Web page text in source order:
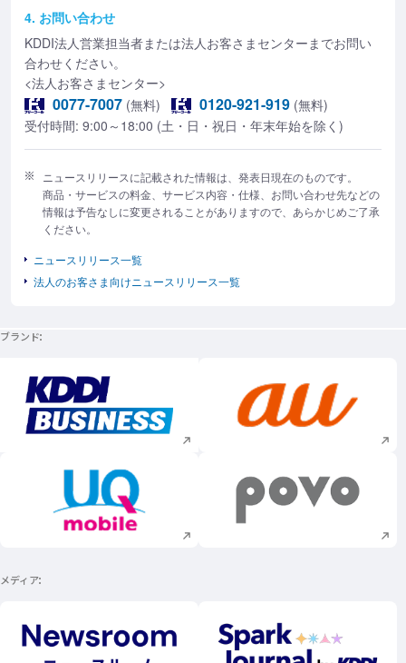
4. お問い合わせ
KDDI法人営業担当者または法人お客さまセンターまでお問い
合わせください。
<法人お客さまセンター>
0077-7007 (無料) 0120-921-919 (無料)
受付時間: 9:00～18:00 (土・日・祝日・年末年始を除く)
ニュースリリースに記載された情報は、発表日現在のものです。
商品・サービスの料金、サービス内容・仕様、お問い合わせ先などの
情報は予告なしに変更されることがありますので、あらかじめご了承
ください。
ニュースリリース一覧
法人のお客さま向けニュースリリース一覧
ブランド
新規ウィンドウで開く 新規ウィンドウで
新規ウィンドウで開く 新規ウィンドウで
メディア
新規ウィンドウで開く 新規ウィンドウで